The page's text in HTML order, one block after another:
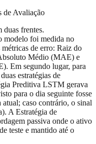
de Avaliação
frentes.
modelo foi medida no
de erro: Raiz do
Médio (MAE) e
Em segundo lugar, para
estratégias de
Preditiva LSTM gerava
para o dia seguinte fosse
caso contrário, o sinal
A Estratégia de
passiva onde o ativo
teste e mantido até o